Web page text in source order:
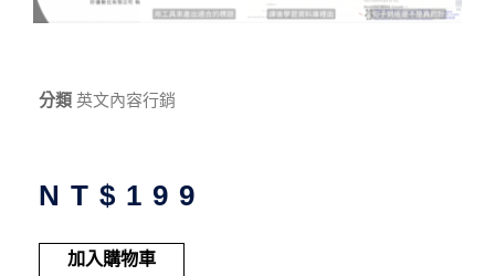
分類 英文內容行銷
NT$ 199
加入購物車